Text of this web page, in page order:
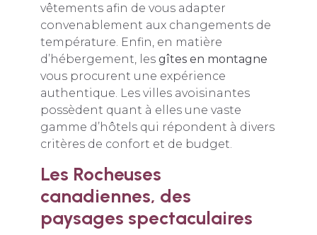
vêtements afin de vous adapter
convenablement aux changements de
température. Enfin, en matière
d’hébergement, les gîtes en montagne
vous procurent une expérience
authentique. Les villes avoisinantes
possèdent quant à elles une vaste
gamme d’hôtels qui répondent à divers
critères de confort et de budget.
Les Rocheuses
canadiennes, des
paysages spectaculaires